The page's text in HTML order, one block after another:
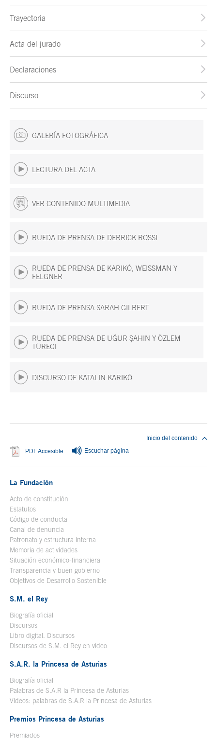
Trayectoria
Acta del jurado
Declaraciones
Discurso
GALERÍA FOTOGRÁFICA
LECTURA DEL ACTA
VER CONTENIDO MULTIMEDIA
RUEDA DE PRENSA DE DERRICK ROSSI
RUEDA DE PRENSA DE KARIKÓ, WEISSMAN Y
FELGNER
RUEDA DE PRENSA SARAH GILBERT
RUEDA DE PRENSA DE UĞUR ŞAHIN Y ÖZLEM
TÜRECI
DISCURSO DE KATALIN KARIKÓ
PDF Accesible Se abre en ventana nueva
Escuchar página
Inicio del contenido
La Fundación
Acto de constitución
Estatutos
Código de conducta
Canal de denuncia
Patronato y estructura interna
Memoria de actividades
Situación económico-financiera
Transparencia y buen gobierno
Objetivos de Desarrollo Sostenible
S.M. el Rey
Biografía oficial
Discursos
Libro digital. Discursos
Discursos de S.M. el Rey en vídeo
S.A.R. la Princesa de Asturias
Biografía oficial
Palabras de S.A.R la Princesa de Asturias
Videos: palabras de S.A.R la Princesa de Asturias
Premios Princesa de Asturias
Premiados